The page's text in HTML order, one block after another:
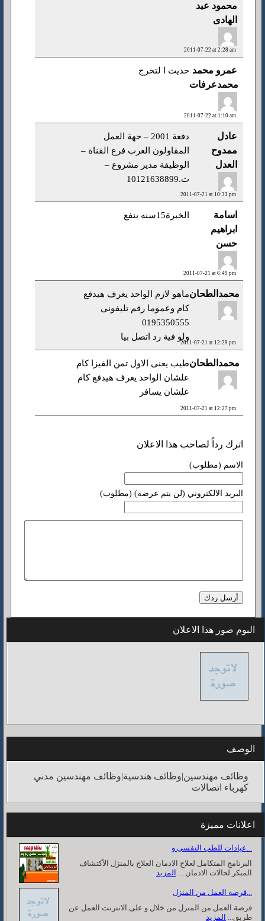
محمود عبد
الهادى
2011-07-22 at 2:28 am
عمرو محمد
محمدعرفات
2011-07-22 at 1:10 am
حديث ا لتخرج
عادل
ممدوح
العدل
2011-07-21 at 10:33 pm
دفعة 2001 – حهة العمل
المقاولون العرب فرع القناة –
الوظيفة مدير مشروع –
ت.10121638899
اسامة
ابراهيم
حسن
2011-07-21 at 6:49 pm
الخبرة15سنه ينفع
محمدالطحان
2011-07-21 at 12:29 pm
ماهو لازم الواحد يعرف هيدفع
كام وعموما رقم تليفونى
0195350555
ولو فية رد اتصل بيا
محمدالطحان
2011-07-21 at 12:27 pm
طيب يعنى الاول تمن الفيزا كام
علشان الواحد يعرف هيدفع كام
علشان يسافر
اترك رداً لصاحب هذا الاعلان
الاسم (مطلوب)
البريد الالكتروني (لن يتم عرضه) (مطلوب)
البوم صور هذا الاعلان
الوصف
وظائف مهندسين|وظائف هندسية|وظائف مهندسين مدني
كهرباء اتصالات
اعلانات مميزة
عيادات للطب النفسي و...
البرنامج المتكامل لعلاج الادمان العلاج بالمنزل الأكتشاف
المبكر لحالات الادمان ... المزيد
فرصة العمل من المنزل...
فرصة العمل من المنزل من خلال و على الانترنت العمل عن
طريق... المزيد